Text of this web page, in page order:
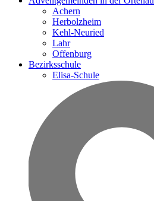
Achern
Herbolzheim
Kehl-Neuried
Lahr
Offenburg
Bezirksschule
Elisa-Schule